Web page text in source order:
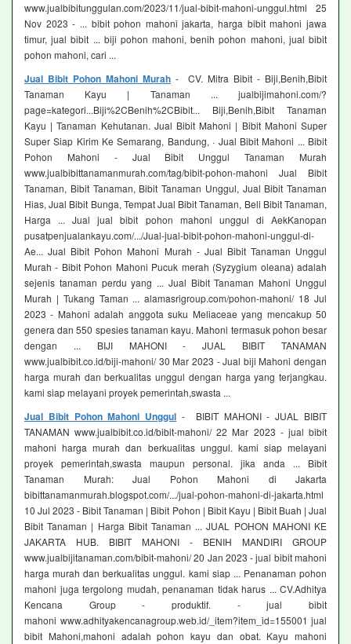
www.jualbibitunggulan.com/2023/11/jual-bibit-mahoni-unggul.html 25
Nov 2023 - ... bibit pohon mahoni jakarta, harga bibit mahoni jawa
timur, jual bibit ... biji pohon mahoni, benih pohon mahoni, jual bibit
pohon mahoni, cari ...
Jual Bibit Pohon Mahoni Murah - CV. Mitra Bibit - Biji,Benih,Bibit
Tanaman Kayu | Tanaman ... jualbijimahoni.com/?
page=kategori...Biji%2CBenih%2CBibit... Biji,Benih,Bibit Tanaman
Kayu | Tanaman Kehutanan. Jual Bibit Mahoni | Bibit Mahoni Super
Super Siap Kirim Ke Semarang, Bandung, · Jual Bibit Mahoni ... Bibit
Pohon Mahoni - Jual Bibit Unggul Tanaman Murah
www.jualbibittanamanmurah.com/tag/bibit-pohon-mahoni Jual Bibit
Tanaman, Bibit Tanaman, Bibit Tanaman Unggul, Jual Bibit Tanaman
Hias, Jual Bibit Bunga, Tempat Jual Bibit Tanaman, Beli Bibit Tanaman,
Harga ... Jual jual bibit pohon mahoni unggul di AekKanopan
pusatpenjualankayu.com/.../Jual-jual-bibit-pohon-mahoni-unggul-di-
Ae... Jual Bibit Pohon Mahoni Murah - Jual Bibit Tanaman Unggul
Murah - Bibit Pohon Mahoni Pucuk merah (Syzygium oleana) adalah
sejenis tanaman perdu yang ... Jual Bibit Tanaman Mahoni Unggul
Murah | Tukang Taman ... alamasrigroup.com/pohon-mahoni/ 18 Jul
2023 - Mahoni adalah anggota suku Meliaceae yang mencakup 50
genera dan 550 spesies tanaman kayu. Mahoni termasuk pohon besar
dengan ... BIJI MAHONI - JUAL BIBIT TANAMAN
www.jualbibit.co.id/biji-mahoni/ 30 Mar 2023 - Jual biji Mahoni dengan
harga murah dan berkualitas unggul dengan harga yang terjangkau.
kami siap melayani proyek pemerintah,swasta ...
Jual Bibit Pohon Mahoni Unggul - BIBIT MAHONI - JUAL BIBIT
TANAMAN www.jualbibit.co.id/bibit-mahoni/ 22 Mar 2023 - jual bibit
mahoni harga murah dan berkualitas unggul. kami siap melayani
proyek pemerintah,swasta maupun personal. jika anda ... Bibit
Tanaman Murah: Jual Pohon Mahoni di Jakarta
bibittanamanmurah.blogspot.com/.../jual-pohon-mahoni-di-jakarta.html
10 Jul 2023 - Bibit Tanaman | Bibit Pohon | Bibit Kayu | Bibit Buah | Jual
Bibit Tanaman | Harga Bibit Tanaman ... JUAL POHON MAHONI KE
JAKARTA HUB. BIBIT MAHONI - BENIH MANDIRI GROUP
www.jualbijitanaman.com/bibit-mahoni/ 20 Jan 2023 - jual bibit mahoni
harga murah dan berkualitas unggul. kami siap ... Penanaman pohon
mahoni juga tergolong mudah, penanaman tidak harus ... CV.Adhitya
Kencana Group - produktif. - jual bibit
mahoni www.adhityakencanagroup.web.id/_item?item_id=155001 jual
bibit Mahoni,mahoni adalah pohon kayu dan obat. Kayu mahoni